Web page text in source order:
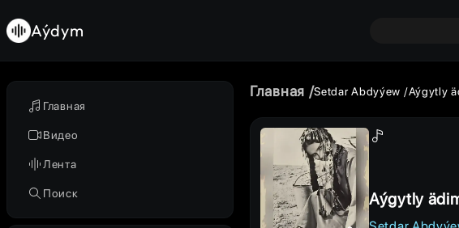
Главная
Видео
Лента
Поиск
Aýdym
Главная Setdar Abdyýew Aýgytly
Aýgytly